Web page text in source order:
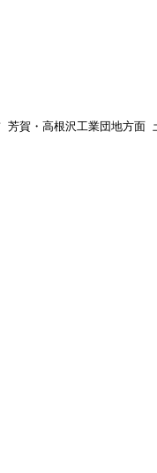
芳賀・高根沢工業団地方面